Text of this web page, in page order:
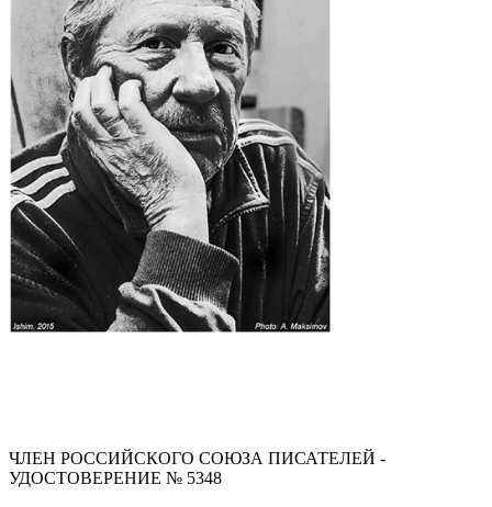
ЧЛЕН РОССИЙСКОГО СОЮЗА ПИСАТЕЛЕЙ -
УДОСТОВЕРЕНИЕ № 5348